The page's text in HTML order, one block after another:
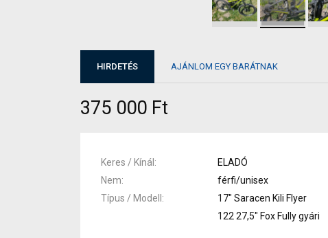
HIRDETÉS AJÁNLOM EGY BARÁTNAK
375 000 Ft
Keres / Kínál ELADÓ
Nem
férfi/unisex
Típus / Modell
17" Saracen Kili Flyer
122 27,5" Fox Fully gyári